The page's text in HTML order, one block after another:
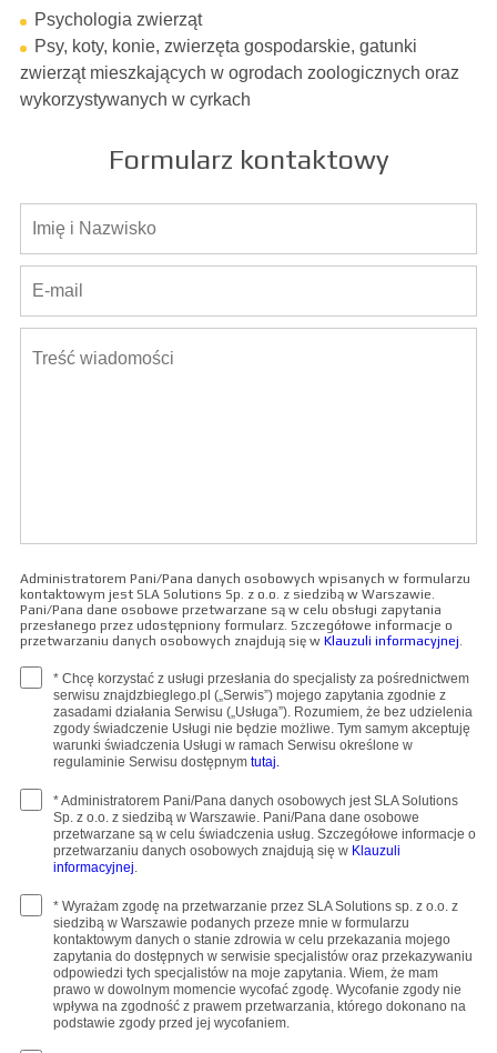
Psychologia zwierząt
Psy, koty, konie, zwierzęta gospodarskie, gatunki
zwierząt mieszkających w ogrodach zoologicznych oraz
wykorzystywanych w cyrkach
Formularz kontaktowy
Administratorem Pani/Pana danych osobowych wpisanych w formularzu
kontaktowym jest SLA Solutions Sp. z o.o. z siedzibą w Warszawie.
Pani/Pana dane osobowe przetwarzane są w celu obsługi zapytania
przesłanego przez udostępniony formularz. Szczegółowe informacje o
przetwarzaniu danych osobowych znajdują się w Klauzuli informacyjnej.
* Chcę korzystać z usługi przesłania do specjalisty za pośrednictwem
serwisu znajdzbieglego.pl („Serwis”) mojego zapytania zgodnie z
zasadami działania Serwisu („Usługa”). Rozumiem, że bez udzielenia
zgody świadczenie Usługi nie będzie możliwe. Tym samym akceptuję
warunki świadczenia Usługi w ramach Serwisu określone w
regulaminie Serwisu dostępnym tutaj.
* Administratorem Pani/Pana danych osobowych jest SLA Solutions
Sp. z o.o. z siedzibą w Warszawie. Pani/Pana dane osobowe
przetwarzane są w celu świadczenia usług. Szczegółowe informacje o
przetwarzaniu danych osobowych znajdują się w Klauzuli
informacyjnej.
* Wyrażam zgodę na przetwarzanie przez SLA Solutions sp. z o.o. z
siedzibą w Warszawie podanych przeze mnie w formularzu
kontaktowym danych o stanie zdrowia w celu przekazania mojego
zapytania do dostępnych w serwisie specjalistów oraz przekazywaniu
odpowiedzi tych specjalistów na moje zapytania. Wiem, że mam
prawo w dowolnym momencie wycofać zgodę. Wycofanie zgody nie
wpływa na zgodność z prawem przetwarzania, którego dokonano na
podstawie zgody przed jej wycofaniem.